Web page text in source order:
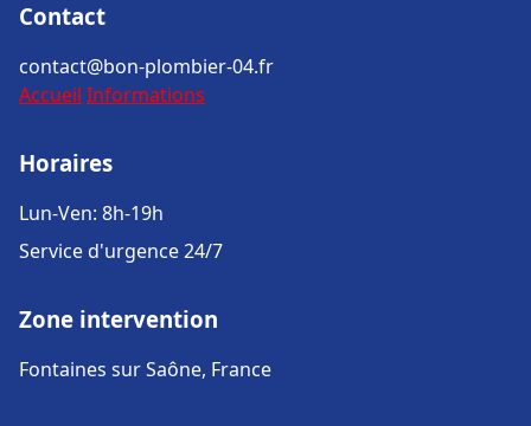
Contact
contact@bon-plombier-04.fr
Accueil Informations
Horaires
Lun-Ven: 8h-19h
Service d'urgence 24/7
Zone intervention
Fontaines sur Saône, France